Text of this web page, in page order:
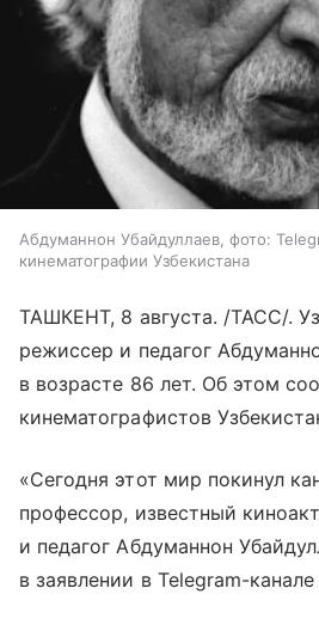
Абдуманнон Убайдуллаев, фото:
кинематографии Узбекистана
ТАШКЕНТ, 8 августа. /ТАСС/.
режиссер и педагог
в возрасте 86 лет. Об этом
кинематографистов
«Сегодня этот мир покинул
профессор, известный
и педагог Абдуманнон
в заявлении в Telegram-